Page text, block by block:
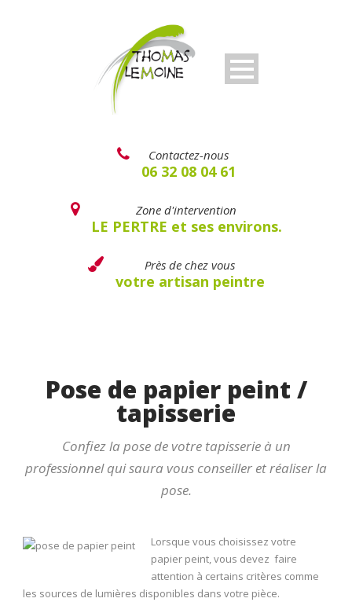
Contactez-nous
06 32 08 04 61
Zone d'intervention
LE PERTRE et ses environs.
Près de chez vous
votre artisan peintre
Pose de papier peint /
tapisserie
Confiez la pose de votre tapisserie à un
professionnel qui saura vous conseiller et réaliser la
pose.
Lorsque vous choisissez votre
papier peint, vous devez faire
attention à certains critères comme
les sources de lumières disponibles dans votre pièce.